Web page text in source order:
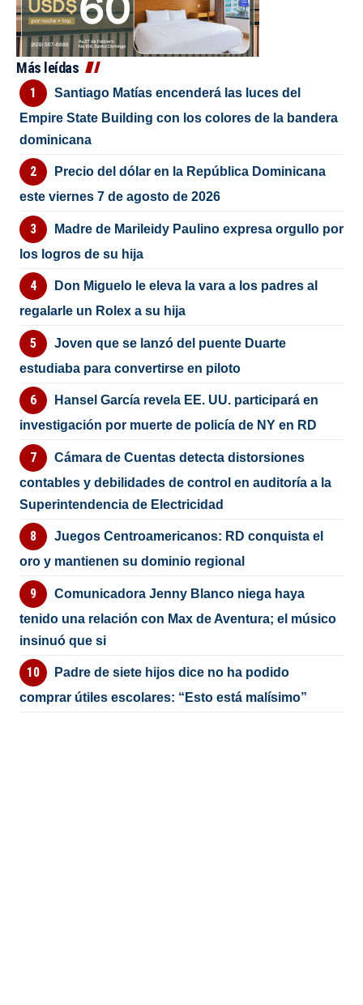
Más leídas
Santiago Matías encenderá las luces del
Empire State Building con los colores de la bandera
dominicana
Precio del dólar en la República Dominicana
este viernes 7 de agosto de 2026
Madre de Marileidy Paulino expresa orgullo por
los logros de su hija
Don Miguelo le eleva la vara a los padres al
regalarle un Rolex a su hija
Joven que se lanzó del puente Duarte
estudiaba para convertirse en piloto
Hansel García revela EE. UU. participará en
investigación por muerte de policía de NY en RD
Cámara de Cuentas detecta distorsiones
contables y debilidades de control en auditoría a la
Superintendencia de Electricidad
Juegos Centroamericanos: RD conquista el
oro y mantienen su dominio regional
Comunicadora Jenny Blanco niega haya
tenido una relación con Max de Aventura; el músico
insinuó que si
Padre de siete hijos dice no ha podido
comprar útiles escolares: “Esto está malísimo”